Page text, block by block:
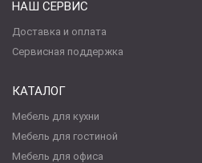
НАШ СЕРВИС
Доставка и оплата
Сервисная поддержка
КАТАЛОГ
Мебель для кухни
Мебель для гостиной
Мебель для офиса